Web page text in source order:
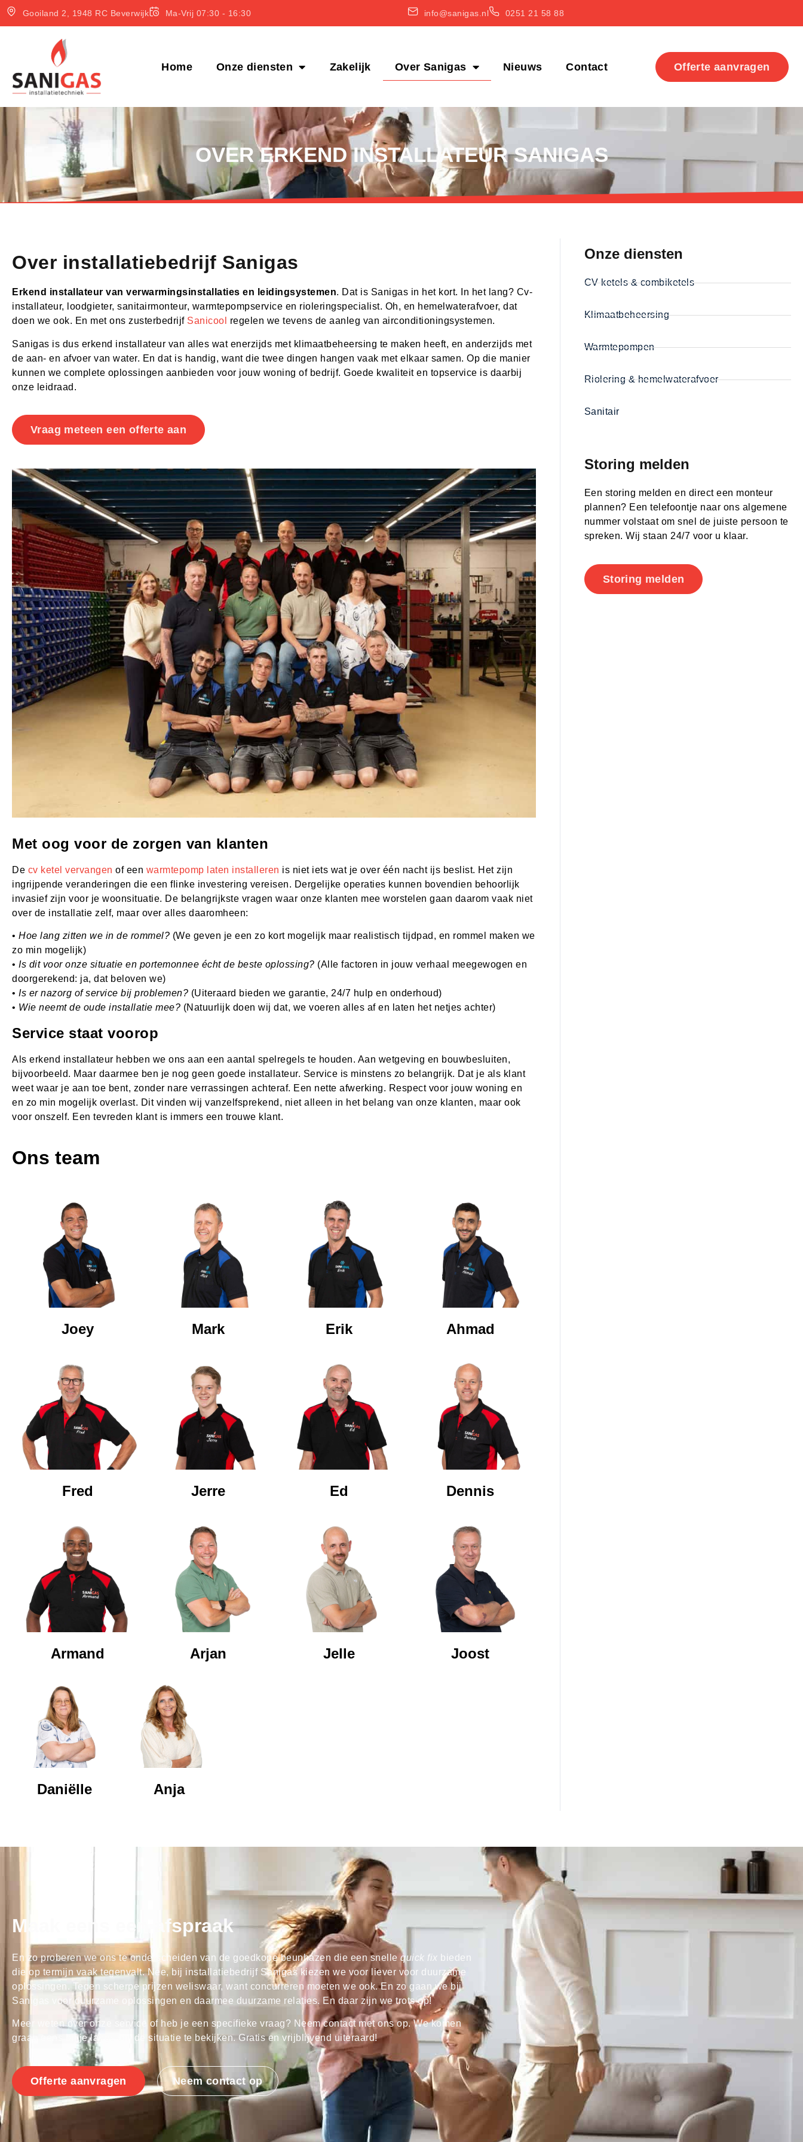
Gooiland 2, 1948 RC Beverwijk Ma-Vrij 07:30 - 16:30 info@sanigas.nl 0251 21 58 88
Home Onze diensten Zakelijk Over Sanigas Nieuws Contact Offerte aanvragen
OVER ERKEND INSTALLATEUR SANIGAS
Over installatiebedrijf Sanigas
Erkend installateur van verwarmingsinstallaties en leidingsystemen. Dat is Sanigas in het kort. In het lang? Cv-
installateur, loodgieter, sanitairmonteur, warmtepompservice en rioleringspecialist. Oh, en hemelwaterafvoer, dat
doen we ook. En met ons zusterbedrijf Sanicool regelen we tevens de aanleg van airconditioningsystemen.
Sanigas is dus erkend installateur van alles wat enerzijds met klimaatbeheersing te maken heeft, en anderzijds met
de aan- en afvoer van water. En dat is handig, want die twee dingen hangen vaak met elkaar samen. Op die manier
kunnen we complete oplossingen aanbieden voor jouw woning of bedrijf. Goede kwaliteit en topservice is daarbij
onze leidraad.
Vraag meteen een offerte aan
Met oog voor de zorgen van klanten
De cv ketel vervangen of een warmtepomp laten installeren is niet iets wat je over één nacht ijs beslist. Het zijn
ingrijpende veranderingen die een flinke investering vereisen. Dergelijke operaties kunnen bovendien behoorlijk
invasief zijn voor je woonsituatie. De belangrijkste vragen waar onze klanten mee worstelen gaan daarom vaak niet
over de installatie zelf, maar over alles daaromheen:
• Hoe lang zitten we in de rommel? (We geven je een zo kort mogelijk maar realistisch tijdpad, en rommel maken we
zo min mogelijk)
• Is dit voor onze situatie en portemonnee écht de beste oplossing? (Alle factoren in jouw verhaal meegewogen en
doorgerekend: ja, dat beloven we)
• Is er nazorg of service bij problemen? (Uiteraard bieden we garantie, 24/7 hulp en onderhoud)
• Wie neemt de oude installatie mee? (Natuurlijk doen wij dat, we voeren alles af en laten het netjes achter)
Service staat voorop
Als erkend installateur hebben we ons aan een aantal spelregels te houden. Aan wetgeving en bouwbesluiten,
bijvoorbeeld. Maar daarmee ben je nog geen goede installateur. Service is minstens zo belangrijk. Dat je als klant
weet waar je aan toe bent, zonder nare verrassingen achteraf. Een nette afwerking. Respect voor jouw woning en
en zo min mogelijk overlast. Dit vinden wij vanzelfsprekend, niet alleen in het belang van onze klanten, maar ook
voor onszelf. Een tevreden klant is immers een trouwe klant.
Ons team
Joey Mark Erik Ahmad
Fred Jerre Ed Dennis
Armand Arjan Jelle Joost
Daniëlle Anja
Onze diensten
CV ketels & combiketels
Klimaatbeheersing
Warmtepompen
Riolering & hemelwaterafvoer
Sanitair
Storing melden
Een storing melden en direct een monteur
plannen? Een telefoontje naar ons algemene
nummer volstaat om snel de juiste persoon te
spreken. Wij staan 24/7 voor u klaar.
Storing melden
Maak eens een afspraak
En zo proberen we ons te onderscheiden van de goedkope beunhazen die een snelle quick fix bieden
die op termijn vaak tegenvalt. Nee, bij installatiebedrijf Sanigas kiezen we voor liever voor duurzame
oplossingen. Tegen scherpe prijzen weliswaar, want concurreren moeten we ook. En zo gaan we bij
Sanigas voor duurzame oplossingen en daarmee duurzame relaties. En daar zijn we trots op!
Meer weten over onze service of heb je een specifieke vraag? Neem contact met ons op. We komen
graag eens bij je langs om de situatie te bekijken. Gratis en vrijblijvend uiteraard!
Offerte aanvragen Neem contact op